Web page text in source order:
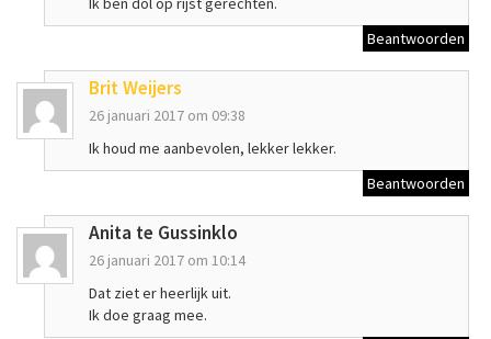
Beantwoorden
Brit Weijers
26 januari 2017 om 09:38
Ik houd me aanbevolen, lekker lekker.
Beantwoorden
Anita te Gussinklo
26 januari 2017 om 10:14
Dat ziet er heerlijk uit.
Ik doe graag mee.